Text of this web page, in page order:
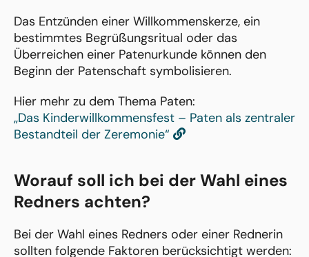
Das Entzünden einer Willkommenskerze, ein
bestimmtes Begrüßungsritual oder das
Überreichen einer Patenurkunde können den
Beginn der Patenschaft symbolisieren.
Hier mehr zu dem Thema Paten:
„Das Kinderwillkommensfest – Paten als zentraler
Bestandteil der Zeremonie“
Worauf soll ich bei der Wahl eines
Redners achten?
Bei der Wahl eines Redners oder einer Rednerin
sollten folgende Faktoren berücksichtigt werden: